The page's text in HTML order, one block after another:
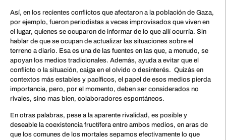
Así, en los recientes conflictos que afectaron a la población de Gaza,
por ejemplo, fueron periodistas a veces improvisados que viven en
el lugar, quienes se ocuparon de informar de lo que allí ocurría. Sin
hablar de que se ocupan de actualizar las situaciones sobre el
terreno a diario. Esa es una de las fuentes en las que, a menudo, se
apoyan los medios tradicionales. Además, ayuda a evitar que el
conflicto o la situación, caiga en el olvido o desinterés. Quizás en
contextos más estables y pacíficos, el papel de esos medios pierda
importancia, pero, por el momento, deben ser considerados no
rivales, sino mas bien, colaboradores espontáneos.
En otras palabras, pese a la aparente rivalidad, es posible y
deseable la coexistencia fructífera entre ambos medios, en aras de
que los comunes de los mortales sepamos efectivamente lo que